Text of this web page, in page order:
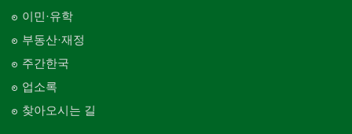
이민·유학
부동산·재정
주간한국
업소록
찾아오시는 길